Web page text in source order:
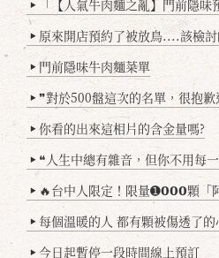
▶ 「【人氣牛肉麵之亂】門前隱味預約
▶ 原來開店預約了被放鳥....該檢討
▶ 門前隱味牛肉麵菜單
▶ ❞對於500盤這次的名單，很抱
▶ 你看的出來這相片的含金量嗎?
▶ ❝人生中總有雜音，但你不用每
▶ 🔥台中人限定！限量➊𝟬𝟬𝟬顆「阿伯手工啵啵魚卵爆擊蛋餃」
▶ 每個溫暖的人 都有顆被傷透了的
▶ 今日起暫停一段時間線上預訂